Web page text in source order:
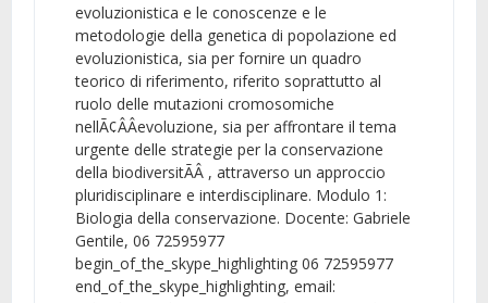
evoluzionistica e le conoscenze e le
metodologie della genetica di popolazione ed
evoluzionistica, sia per fornire un quadro
teorico di riferimento, riferito soprattutto al
ruolo delle mutazioni cromosomiche
nellÃ¢ÂÂevoluzione, sia per affrontare il tema
urgente delle strategie per la conservazione
della biodiversitÃÂ , attraverso un approccio
pluridisciplinare e interdisciplinare. Modulo 1:
Biologia della conservazione. Docente: Gabriele
Gentile, 06 72595977
begin_of_the_skype_highlighting 06 72595977
end_of_the_skype_highlighting, email: